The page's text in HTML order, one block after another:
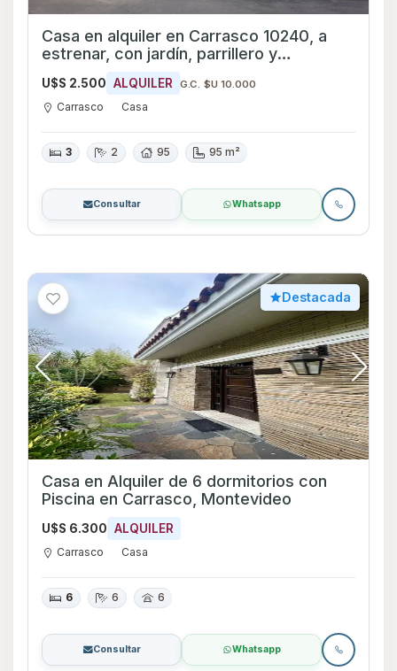
Casa en alquiler en Carrasco 10240, a
estrenar, con jardín, parrillero y
excelentes amenities
U$S 2.500 ALQUILER G.C. $U 10.000
Carrasco Casa
3 2 95 95 m²
Consultar Whatsapp
Destacada
Casa en Alquiler de 6 dormitorios con
Piscina en Carrasco, Montevideo
U$S 6.300 ALQUILER
Carrasco Casa
6 6 6
Consultar Whatsapp